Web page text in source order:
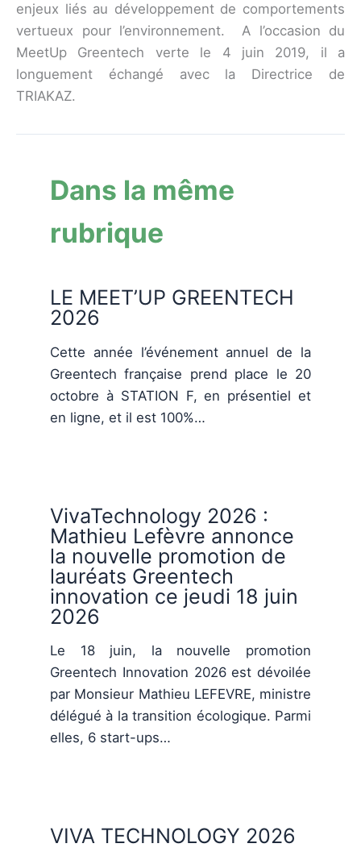
enjeux liés au développement de comportements
vertueux pour l’environnement. A l’occasion du
MeetUp Greentech verte le 4 juin 2019, il a
longuement échangé avec la Directrice de
TRIAKAZ.
Dans la même
rubrique
LE MEET’UP GREENTECH
2026
Cette année l’événement annuel de la
Greentech française prend place le 20
octobre à STATION F, en présentiel et
en ligne, et il est 100%…
VivaTechnology 2026 :
Mathieu Lefèvre annonce
la nouvelle promotion de
lauréats Greentech
innovation ce jeudi 18 juin
2026
Le 18 juin, la nouvelle promotion
Greentech Innovation 2026 est dévoilée
par Monsieur Mathieu LEFEVRE, ministre
délégué à la transition écologique. Parmi
elles, 6 start-ups…
VIVA TECHNOLOGY 2026